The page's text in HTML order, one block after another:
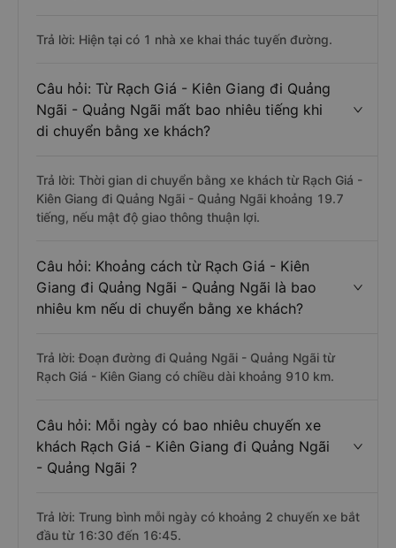
Trả lời: Hiện tại có 1 nhà xe khai thác tuyến đường.
Câu hỏi: Từ Rạch Giá - Kiên Giang đi Quảng
Ngãi - Quảng Ngãi mất bao nhiêu tiếng khi
di chuyển bằng xe khách?
Trả lời: Thời gian di chuyển bằng xe khách từ Rạch Giá -
Kiên Giang đi Quảng Ngãi - Quảng Ngãi khoảng 19.7
tiếng, nếu mật độ giao thông thuận lợi.
Câu hỏi: Khoảng cách từ Rạch Giá - Kiên
Giang đi Quảng Ngãi - Quảng Ngãi là bao
nhiêu km nếu di chuyển bằng xe khách?
Trả lời: Đoạn đường đi Quảng Ngãi - Quảng Ngãi từ
Rạch Giá - Kiên Giang có chiều dài khoảng 910 km.
Câu hỏi: Mỗi ngày có bao nhiêu chuyến xe
khách Rạch Giá - Kiên Giang đi Quảng Ngãi
- Quảng Ngãi ?
Trả lời: Trung bình mỗi ngày có khoảng 2 chuyến xe bắt
đầu từ 16:30 đến 16:45.